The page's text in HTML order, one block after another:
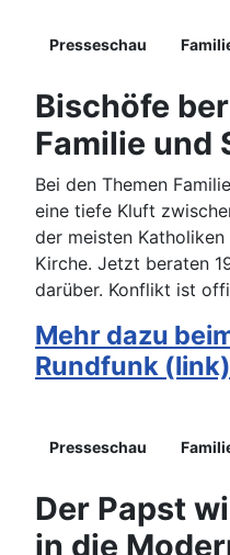
Presseschau
Bischöfe
Familie und
Bei den Themen
eine tiefe Kluft
der meisten
Kirche. Jetzt beraten
darüber. Konflikt ist
Mehr dazu
Rundfunk (link)
Presseschau
Der Papst
in die